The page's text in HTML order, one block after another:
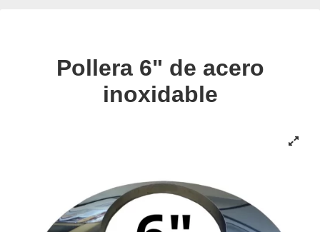
Pollera 6" de acero
inoxidable